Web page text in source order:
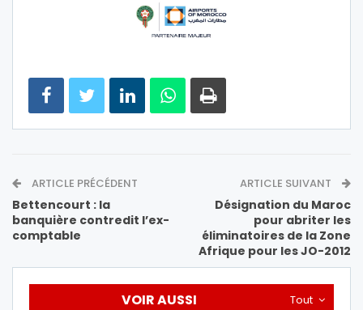
ARTICLE PRÉCÉDENT
Bettencourt : la
banquière contredit l’ex-
comptable
ARTICLE SUIVANT
Désignation du Maroc
pour abriter les
éliminatoires de la Zone
Afrique pour les JO-2012
Tout
VOIR AUSSI